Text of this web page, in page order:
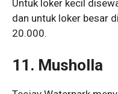
Untuk loker kecil
dan untuk loker besar
20.000.
11. Musholla